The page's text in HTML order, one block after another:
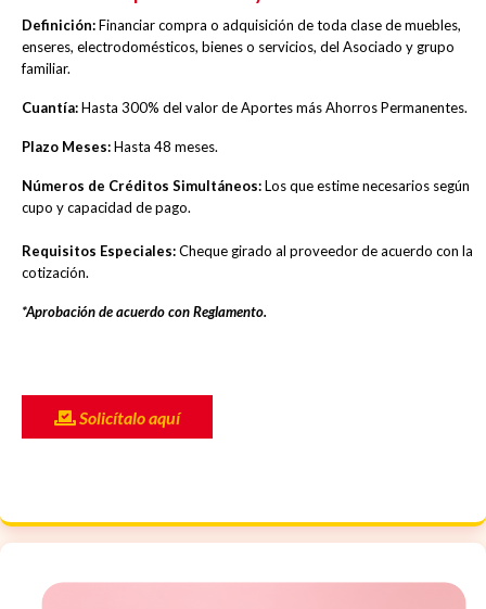
Definición:Financiar compra o adquisición de toda clase de muebles,
enseres, electrodomésticos, bienes o servicios, del Asociado y grupo
familiar.
Cuantía:Hasta 300% del valor de Aportes más Ahorros Permanentes.
Plazo Meses:Hasta 48 meses.
Números de Créditos Simultáneos:Los que estime necesarios según
cupo y capacidad de pago.
Requisitos Especiales:Cheque girado al proveedor de acuerdo con la
cotización.
*Aprobación de acuerdo con Reglamento.
Solicítalo aquí